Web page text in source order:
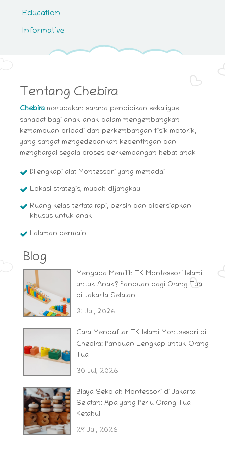
Education
Informative
Tentang Chebira
Chebira merupakan sarana pendidikan sekaligus
sahabat bagi anak-anak dalam mengembangkan
kemampuan pribadi dan perkembangan fisik motorik,
yang sangat mengedepankan kepentingan dan
menghargai segala proses perkembangan hebat anak
Dilengkapi alat Montessori yang memadai
Lokasi strategis, mudah dijangkau
Ruang kelas tertata rapi, bersih dan dipersiapkan
khusus untuk anak
Halaman bermain
Blog
Mengapa Memilih TK Montessori Islami
untuk Anak? Panduan bagi Orang Tua
di Jakarta Selatan
31 Jul, 2026
Cara Mendaftar TK Islami Montessori di
Chebira: Panduan Lengkap untuk Orang
Tua
30 Jul, 2026
Biaya Sekolah Montessori di Jakarta
Selatan: Apa yang Perlu Orang Tua
Ketahui
29 Jul, 2026